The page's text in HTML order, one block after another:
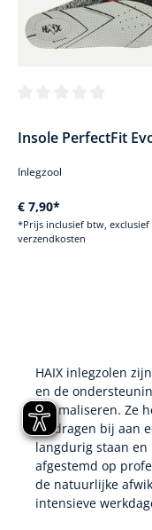
Insole PerfectFit
Inlegzool
€ 7,90*
*Prijs inclusief btw, exclusief
verzendkosten
HAIX inlegzolen
en de
optimaliseren. Ze
en dragen bij aan
langdurig staan en
afgestemd op
de natuurlijke
intensieve